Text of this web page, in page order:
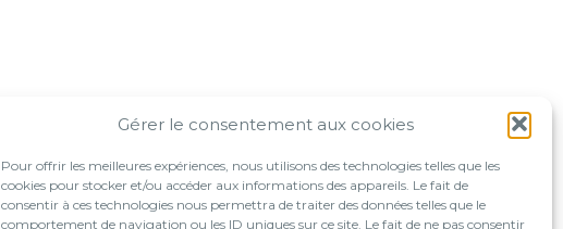
Gérer le consentement aux cookies
Pour offrir les meilleures expériences, nous utilisons des technologies telles que les
cookies pour stocker et/ou accéder aux informations des appareils. Le fait de
consentir à ces technologies nous permettra de traiter des données telles que le
comportement de navigation ou les ID uniques sur ce site. Le fait de ne pas consentir